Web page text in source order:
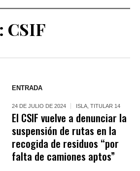
CSIF
ENTRADA
24 DE JULIO DE 2024 ISLA ,TITULAR 14
El CSIF vuelve a denunciar la
suspensión de rutas en la
recogida de residuos “por
falta de camiones aptos”